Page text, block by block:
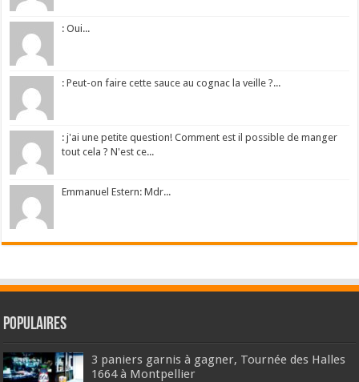
: Oui...
: Peut-on faire cette sauce au cognac la veille ?...
: j'ai une petite question! Comment est il possible de manger
tout cela ? N'est ce...
Emmanuel Estern: Mdr...
Populaires
3 paniers garnis à gagner, Tournée des Halles
1664 à Montpellier